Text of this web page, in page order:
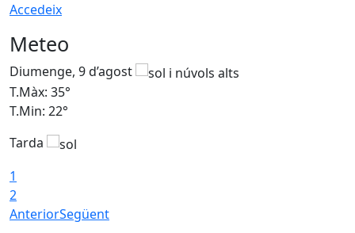
Accedeix
Meteo
Diumenge, 9 d’agost
T.Màx: 35°
T.Min: 22°
Tarda
1
2
AnteriorSegüent